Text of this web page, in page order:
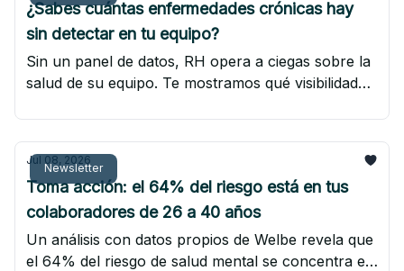
¿Sabes cuántas enfermedades crónicas hay
sin detectar en tu equipo?
Sin un panel de datos, RH opera a ciegas sobre la
salud de su equipo. Te mostramos qué visibilidad
Newsletter
Jul 08, 2026
Toma acción: el 64% del riesgo está en tus
colaboradores de 26 a 40 años
Un análisis con datos propios de Welbe revela que
el 64% del riesgo de salud mental se concentra en